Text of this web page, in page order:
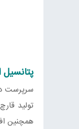
سرپرست
تولید
همچنین